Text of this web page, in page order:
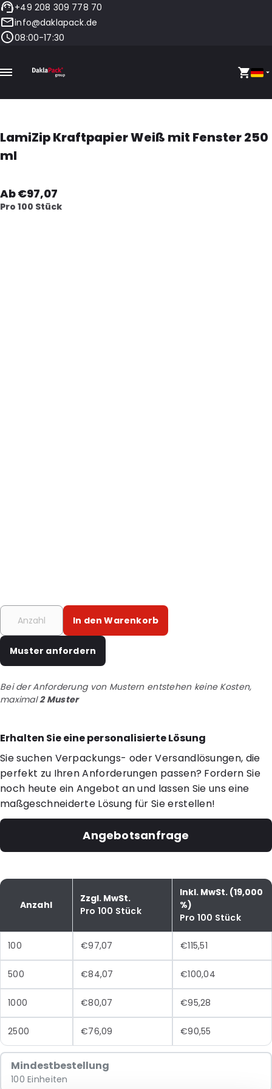
+49 208 309 778 70
info@daklapack.de
08:00-17:30
LamiZip Kraftpapier Weiß mit Fenster 250
ml
Ab €97,07
Pro 100 Stück
In den Warenkorb
Muster anfordern
Bei der Anforderung von Mustern entstehen keine Kosten,
maximal2 Muster
Erhalten Sie eine personalisierte Lösung
Sie suchen Verpackungs- oder Versandlösungen, die
perfekt zu Ihren Anforderungen passen? Fordern Sie
noch heute ein Angebot an und lassen Sie uns eine
maßgeschneiderte Lösung für Sie erstellen!
Angebotsanfrage
Anzahl
Zzgl. MwSt.
Pro 100 Stück
Inkl. MwSt. (19,000
%)
Pro 100 Stück
100 €97,07 €115,51
500 €84,07 €100,04
1000 €80,07 €95,28
2500 €76,09 €90,55
Mindestbestellung
100 Einheiten